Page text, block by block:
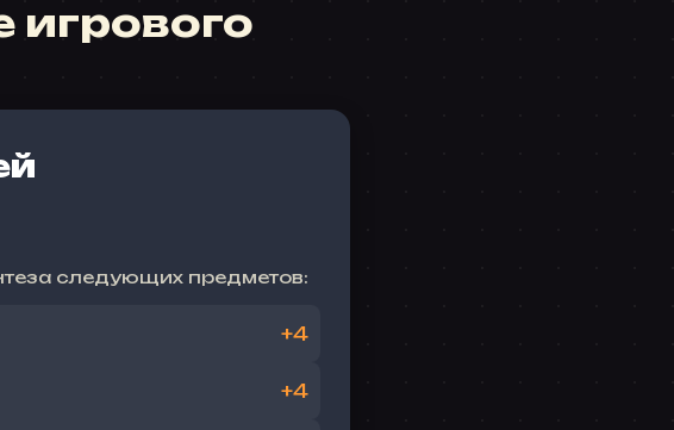
игрового
следующих предметов:
+4
+4